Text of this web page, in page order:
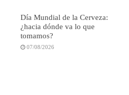
Día Mundial de la Cerveza:
¿hacia dónde va lo que
tomamos?
07/08/2026